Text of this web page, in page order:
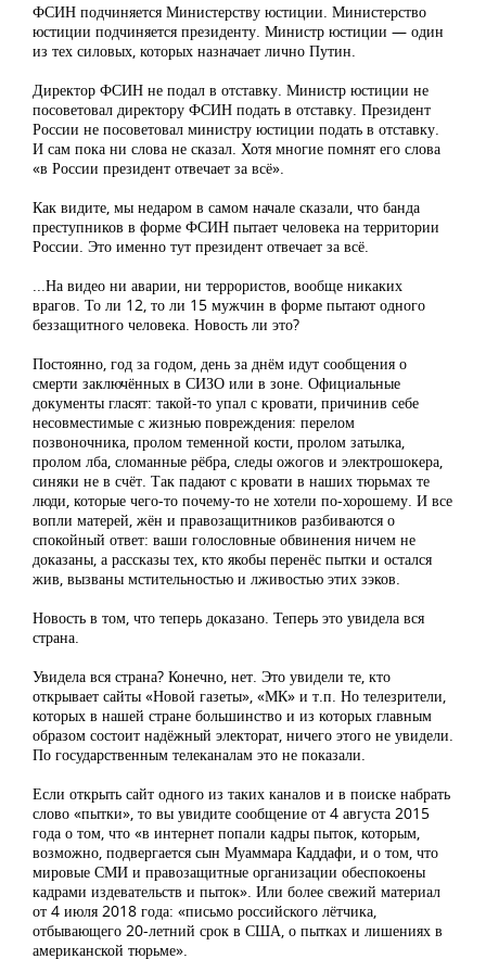
ФСИН подчиняется Министерству юстиции. Министерство
юстиции подчиняется президенту. Министр юстиции — один
из тех силовых, которых назначает лично Путин.
Директор ФСИН не подал в отставку. Министр юстиции не
посоветовал директору ФСИН подать в отставку. Президент
России не посоветовал министру юстиции подать в отставку.
И сам пока ни слова не сказал. Хотя многие помнят его слова
«в России президент отвечает за всё».
Как видите, мы недаром в самом начале сказали, что банда
преступников в форме ФСИН пытает человека на территории
России. Это именно тут президент отвечает за всё.
...На видео ни аварии, ни террористов, вообще никаких
врагов. То ли 12, то ли 15 мужчин в форме пытают одного
беззащитного человека. Новость ли это?
Постоянно, год за годом, день за днём идут сообщения о
смерти заключённых в СИЗО или в зоне. Официальные
документы гласят: такой-то упал с кровати, причинив себе
несовместимые с жизнью повреждения: перелом
позвоночника, пролом теменной кости, пролом затылка,
пролом лба, сломанные рёбра, следы ожогов и электрошокера,
синяки не в счёт. Так падают с кровати в наших тюрьмах те
люди, которые чего-то почему-то не хотели по-хорошему. И все
вопли матерей, жён и правозащитников разбиваются о
спокойный ответ: ваши голословные обвинения ничем не
доказаны, а рассказы тех, кто якобы перенёс пытки и остался
жив, вызваны мстительностью и лживостью этих зэков.
Новость в том, что теперь доказано. Теперь это увидела вся
страна.
Увидела вся страна? Конечно, нет. Это увидели те, кто
открывает сайты «Новой газеты», «МК» и т.п. Но телезрители,
которых в нашей стране большинство и из которых главным
образом состоит надёжный электорат, ничего этого не увидели.
По государственным телеканалам это не показали.
Если открыть сайт одного из таких каналов и в поиске набрать
слово «пытки», то вы увидите сообщение от 4 августа 2015
года о том, что «в интернет попали кадры пыток, которым,
возможно, подвергается сын Муаммара Каддафи, и о том, что
мировые СМИ и правозащитные организации обеспокоены
кадрами издевательств и пыток». Или более свежий материал
от 4 июля 2018 года: «письмо российского лётчика,
отбывающего 20-летний срок в США, о пытках и лишениях в
американской тюрьме».